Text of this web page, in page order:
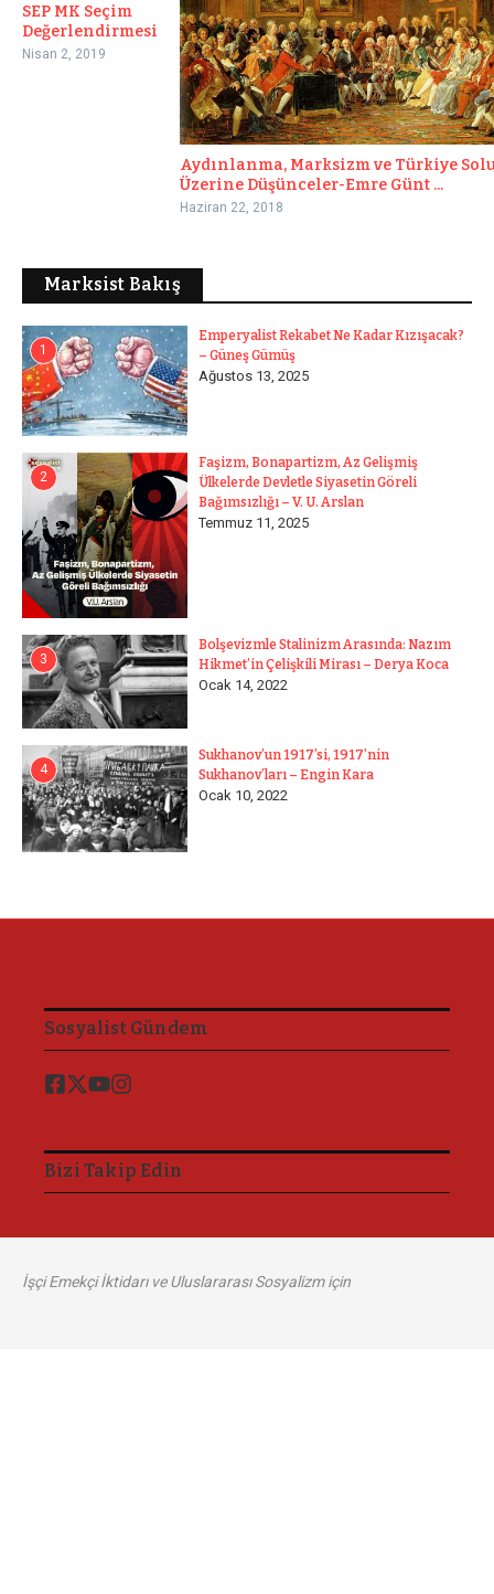
SEP MK Seçim
Değerlendirmesi
Nisan 2, 2019
Aydınlanma, Marksizm ve Türkiye
Üzerine Düşünceler-Emre Günt ...
Haziran 22, 2018
Marksist Bakış
1
Emperyalist Rekabet Ne Kadar Kızışacak?
– Güneş Gümüş
Ağustos 13, 2025
2
Faşizm, Bonapartizm, Az Gelişmiş
Ülkelerde Devletle Siyasetin Göreli
Bağımsızlığı – V. U. Arslan
Temmuz 11, 2025
3
Bolşevizmle Stalinizm Arasında: Nazım
Hikmet’in Çelişkili Mirası – Derya Koca
Ocak 14, 2022
4
Sukhanov’un 1917’si, 1917’nin
Sukhanov’ları – Engin Kara
Ocak 10, 2022
Sosyalist Gündem
Bizi Takip Edin
İşçi Emekçi İktidarı ve Uluslararası Sosyalizm için